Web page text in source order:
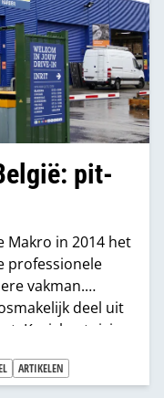
pit-
Makro in 2014 het
professionele
vakman.
deel uit
Kruisbestuiving
Big Box-
We treffen
ARTIKELEN